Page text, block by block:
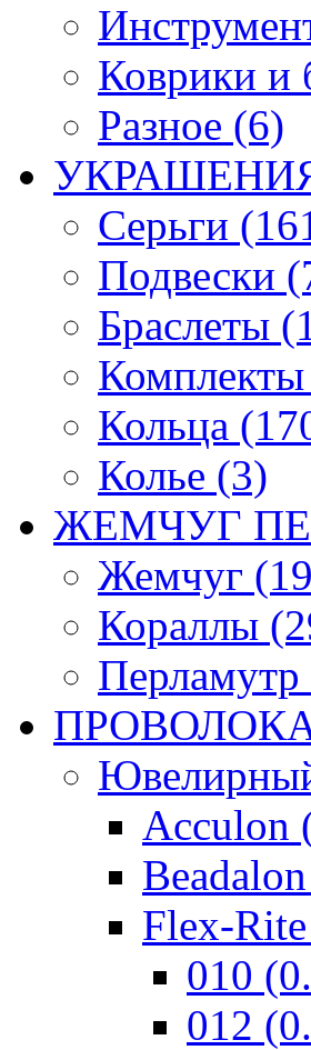
Коврики и
Разное (6)
Серьги
Подвески
Браслеты
Кольца
Колье (3)
ЖЕМЧУГ
Жемчуг
Кораллы
Перламутр
Acculon
Flex-
010
012